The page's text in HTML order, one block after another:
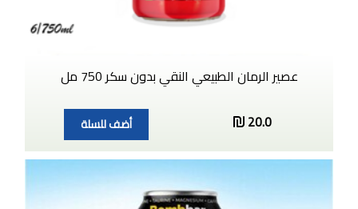
عصير الرمان الطبيعي النقي بدون سكر 750 مل
20.0
أضف للسلة